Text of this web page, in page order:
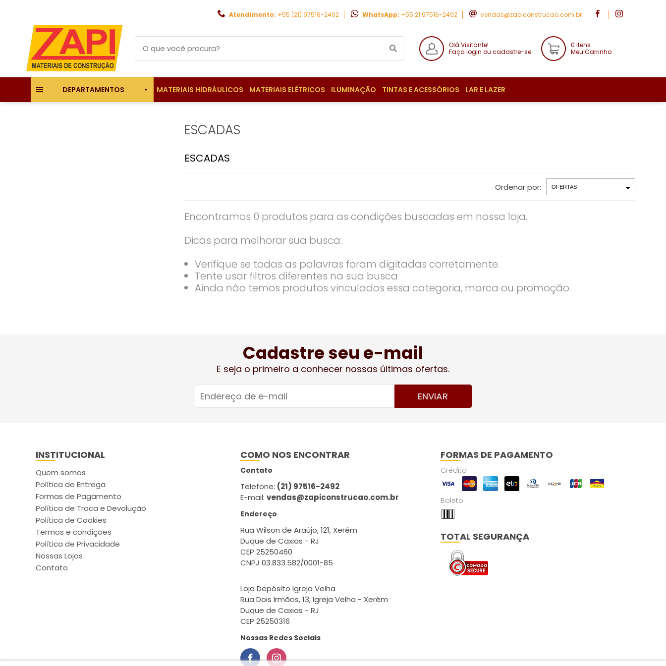
Atendimento: +55 (21) 97516-2492 WhatsApp: +55 21 97516-2492 vendas@zapiconstrucao.com.br
Olá Visitante!
Faça login ou cadastre-se
0 itens
Meu Carrinho
DEPARTAMENTOS MATERIAIS HIDRÁULICOS MATERIAIS ELÉTRICOS ILUMINAÇÃO TINTAS E ACESSÓRIOS LAR E LAZER
ESCADAS
ESCADAS
Ordenar por:
Encontramos 0 produtos para as condições buscadas em nossa loja.
Dicas para melhorar sua busca:
Verifique se todas as palavras foram digitadas corretamente.
Tente usar filtros diferentes na sua busca
Ainda não temos produtos vinculados essa categoria, marca ou promoção.
Cadastre seu e-mail
E seja o primeiro a conhecer nossas últimas ofertas.
ENVIAR
INSTITUCIONAL
Quem somos
Política de Entrega
Formas de Pagamento
Política de Troca e Devolução
Política de Cookies
Termos e condições
Política de Privacidade
Nossas Lojas
Contato
COMO NOS ENCONTRAR
Contato
Telefone: (21) 97516-2492
E-mail:vendas@zapiconstrucao.com.br
Endereço
Rua Wilson de Araújo, 121, Xerém
Duque de Caxias - RJ
CEP 25250460
CNPJ 03.833.582/0001-85
Loja Depósito Igreja Velha
Rua Dois Irmãos, 13, Igreja Velha - Xerém
Duque de Caxias - RJ
CEP 25250316
Nossas Redes Sociais
FORMAS DE PAGAMENTO
Crédito
Boleto
TOTAL SEGURANÇA